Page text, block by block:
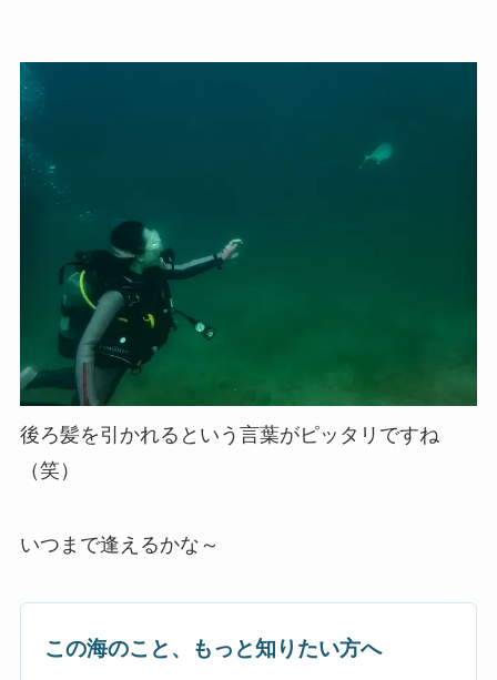
後ろ髪を引かれるという言葉がピッタリですね
（笑）
いつまで逢えるかな～
この海のこと、もっと知りたい方へ